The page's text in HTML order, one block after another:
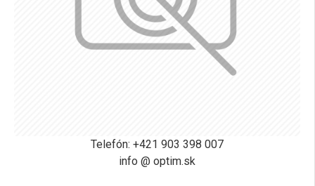
Telefón: +421 903 398 007
info @ optim.sk